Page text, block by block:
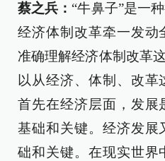
蔡之兵： “牛鼻子”是一
经济体制改革牵一发动
准确理解经济体制改革
以从经济、体制、改革
首先在经济层面，发展
基础和关键。经济发展
础和关键。在现实世界